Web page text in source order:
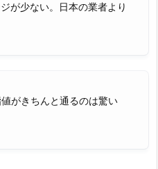
が少ない。日本の業者より
がきちんと通るのは驚い